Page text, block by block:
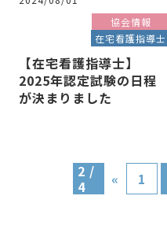
協会情報
在宅看護指導士
【在宅看護指導士】
2025年認定試験の日程
が決まりました
2 /
4
« 1